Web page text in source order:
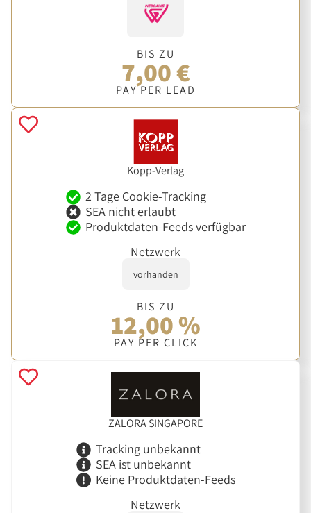
BIS ZU
7,00 €
PAY PER LEAD
Kopp-Verlag
2 Tage Cookie-Tracking
SEA nicht erlaubt
Produktdaten-Feeds verfügbar
Netzwerk
vorhanden
BIS ZU
12,00 %
PAY PER CLICK
ZALORA SINGAPORE
Tracking unbekannt
SEA ist unbekannt
Keine Produktdaten-Feeds
Netzwerk